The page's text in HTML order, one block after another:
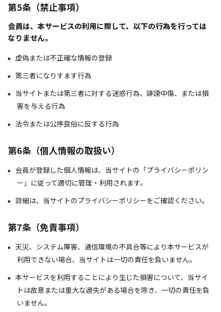
第5条（禁止事項）
会員は、本サービスの利用に際して、以下の行為を行っては
なりません。
虚偽または不正確な情報の登録
第三者になりすます行為
当サイトまたは第三者に対する迷惑行為、誹謗中傷、または損
害を与える行為
法令または公序良俗に反する行為
第6条（個人情報の取扱い）
会員が登録した個人情報は、当サイトの「プライバシーポリシ
ー」に従って適切に管理・利用されます。
詳細は、当サイトのプライバシーポリシーをご確認ください。
第7条（免責事項）
天災、システム障害、通信環境の不具合等により本サービスが
利用できない場合、当サイトは一切の責任を負いません。
本サービスを利用することにより生じた損害について、当サイ
トは故意または重大な過失がある場合を除き、一切の責任を負
いません。